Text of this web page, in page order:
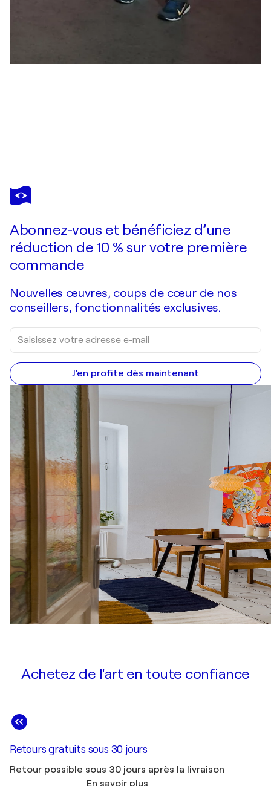
OLA IMMANUEL
Glamour and Power II
Abonnez-vous et bénéficiez d’une
réduction de 10 % sur votre première
commande
Nouvelles œuvres, coups de cœur de nos
conseillers, fonctionnalités exclusives.
J'en profite dès maintenant
Achetez de l'art en toute confiance
Retours gratuits sous 30 jours
Retour possible sous 30 jours après la livraison
En savoir plus